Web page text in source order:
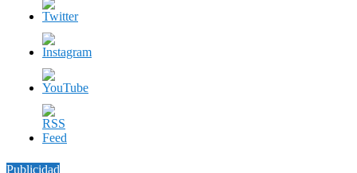
Publicidad